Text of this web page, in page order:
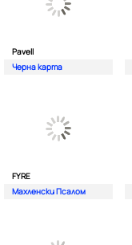
Pavell
Черна карта
FYRE
Махленски Псалом